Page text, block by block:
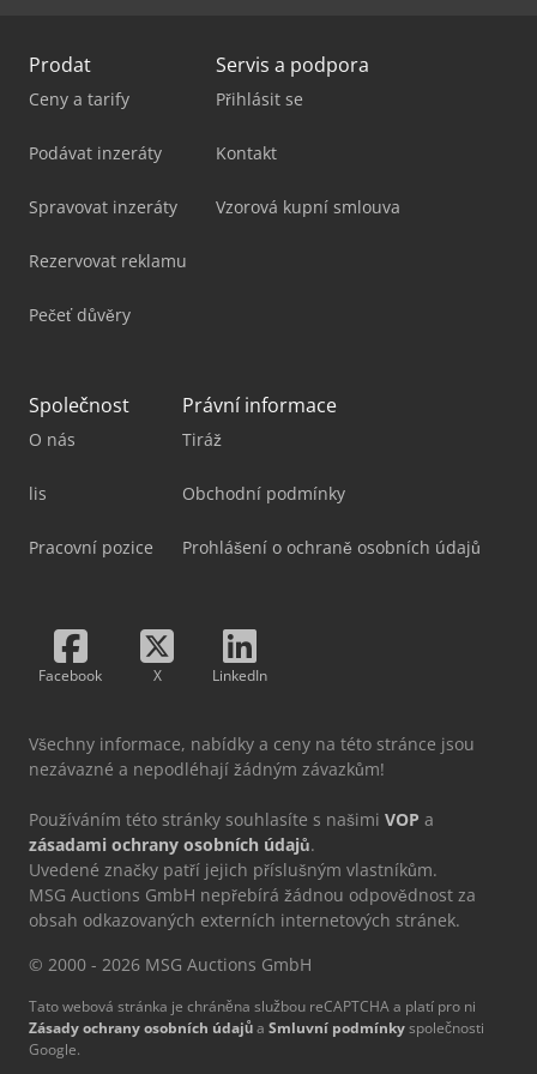
Prodat
Ceny a tarify
Podávat inzeráty
Spravovat inzeráty
Rezervovat reklamu
Pečeť důvěry
Servis a podpora
Přihlásit se
Kontakt
Vzorová kupní smlouva
Společnost
O nás
lis
Pracovní pozice
Právní informace
Tiráž
Obchodní podmínky
Prohlášení o ochraně osobních údajů
Facebook X LinkedIn
Všechny informace, nabídky a ceny na této stránce jsou
nezávazné a nepodléhají žádným závazkům!
Používáním této stránky souhlasíte s našimi VOP a
zásadami ochrany osobních údajů.
Uvedené značky patří jejich příslušným vlastníkům.
MSG Auctions GmbH nepřebírá žádnou odpovědnost za
obsah odkazovaných externích internetových stránek.
© 2000 - 2026 MSG Auctions GmbH
Tato webová stránka je chráněna službou reCAPTCHA a platí pro ni
Zásady ochrany osobních údajůa Smluvní podmínkyspolečnosti
Google.